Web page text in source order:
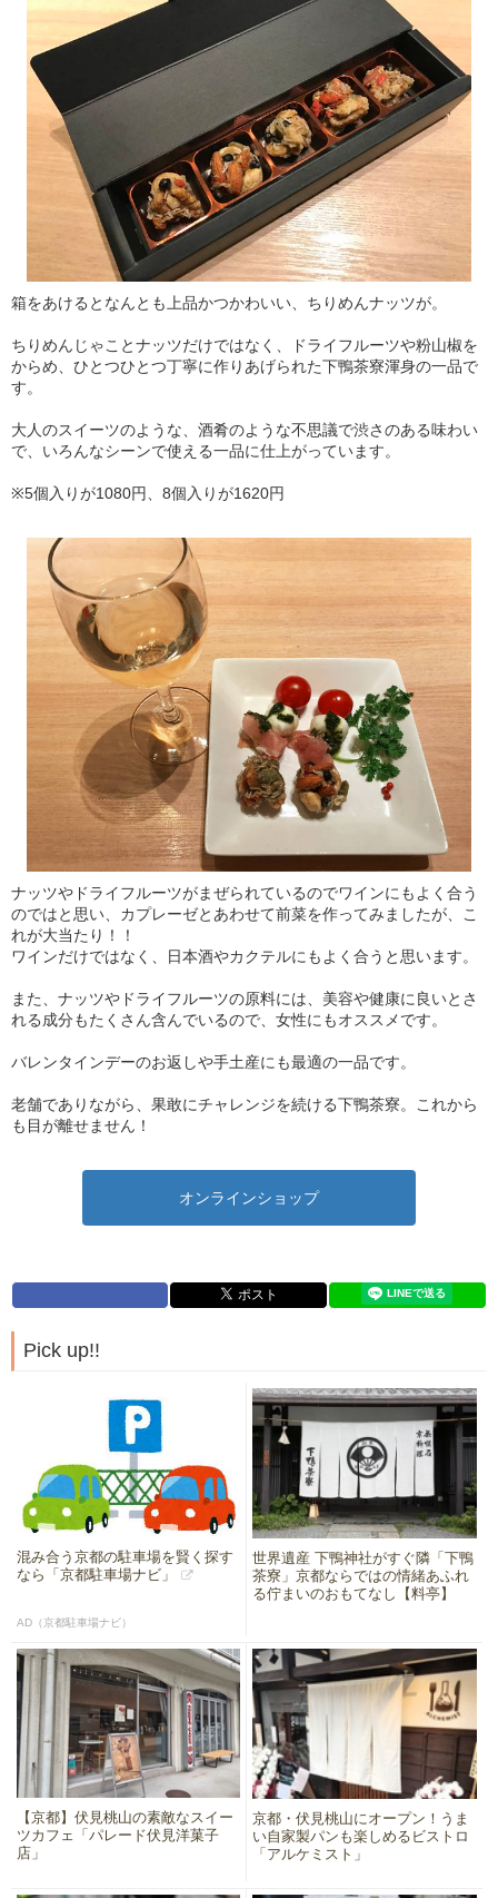
箱をあけるとなんとも上品かつかわいい、ちりめんナッツが。
ちりめんじゃことナッツだけではなく、ドライフルーツや粉山椒を
からめ、ひとつひとつ丁寧に作りあげられた下鴨茶寮渾身の一品で
す。
大人のスイーツのような、酒肴のような不思議で渋さのある味わい
で、いろんなシーンで使える一品に仕上がっています。
※5個入りが1080円、8個入りが1620円
ナッツやドライフルーツがまぜられているのでワインにもよく合う
のではと思い、カプレーゼとあわせて前菜を作ってみましたが、こ
れが大当たり！！
ワインだけではなく、日本酒やカクテルにもよく合うと思います。
また、ナッツやドライフルーツの原料には、美容や健康に良いとさ
れる成分もたくさん含んでいるので、女性にもオススメです。
バレンタインデーのお返しや手土産にも最適の一品です。
老舗でありながら、果敢にチャレンジを続ける下鴨茶寮。これから
も目が離せません！
オンラインショップ
Pick up!!
混み合う京都の駐車場を賢く探す
なら「京都駐車場ナビ」
AD（京都駐車場ナビ）
世界遺産 下鴨神社がすぐ隣「下鴨
茶寮」京都ならではの情緒あふれ
る佇まいのおもてなし【料亭】
【京都】伏見桃山の素敵なスイー
ツカフェ「パレード伏見洋菓子
店」
京都・伏見桃山にオープン！うま
い自家製パンも楽しめるビストロ
「アルケミスト」